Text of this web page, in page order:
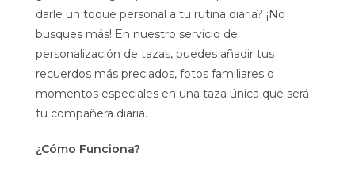
darle un toque personal a tu rutina diaria? ¡No
busques más! En nuestro servicio de
personalización de tazas, puedes añadir tus
recuerdos más preciados, fotos familiares o
momentos especiales en una taza única que será
tu compañera diaria.
¿Cómo Funciona?